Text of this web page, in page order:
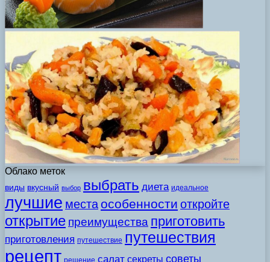
Облако меток
виды вкусный выбор выбрать диета идеальное
лучшие места особенности откройте
открытие преимущества приготовить
приготовления путешествие путешествия
рецепт решение салат секреты советы